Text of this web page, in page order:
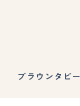
ブラウンタビ